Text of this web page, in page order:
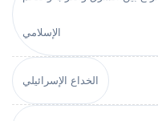
الإسلامي
الخداع الإسرائيلي